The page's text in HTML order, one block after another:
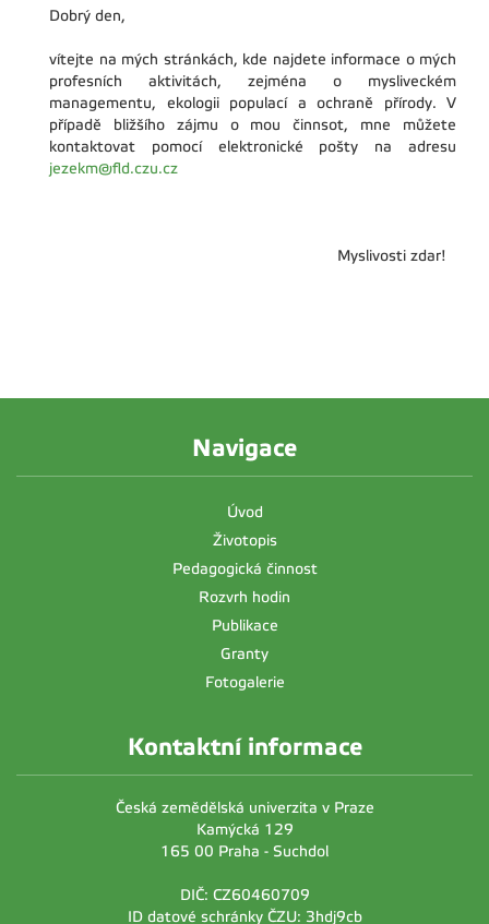
Dobrý den,
vítejte na mých stránkách, kde najdete informace o mých
profesních aktivitách, zejména o mysliveckém
managementu, ekologii populací a ochraně přírody. V
případě bližšího zájmu o mou činnsot, mne můžete
kontaktovat pomocí elektronické pošty na adresu
jezekm@fld.czu.cz
Myslivosti zdar!
Navigace
Úvod
Životopis
Pedagogická činnost
Rozvrh hodin
Publikace
Granty
Fotogalerie
Kontaktní informace
Česká zemědělská univerzita v Praze
Kamýcká 129
165 00 Praha - Suchdol
DIČ: CZ60460709
ID datové schránky ČZU: 3hdj9cb